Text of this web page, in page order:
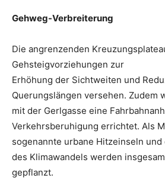
Gehweg-Verbreiterung
Die angrenzenden
Gehsteigvorziehungen zur
Erhöhung der Sichtweiten und
Querungslängen versehen. Zudem
mit der Gerlgasse eine
Verkehrsberuhigung errichtet. Als
sogenannte urbane Hitzeinseln
des Klimawandels werden
gepflanzt.